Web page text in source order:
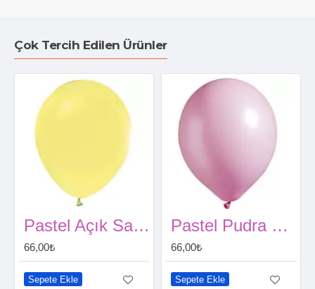
Çok Tercih Edilen Ürünler
Pastel Açık Sarı Balon 15 Adet
66,00₺
Sepete Ekle
Pastel Pudra Renk Balon 15 Adet
66,00₺
Sepete Ekle